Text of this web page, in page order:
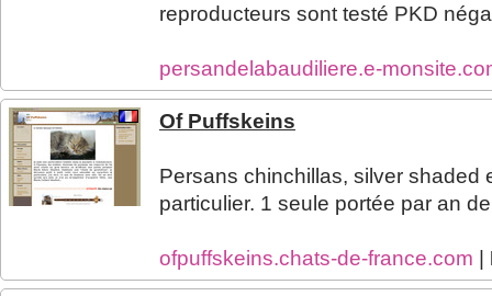
reproducteurs sont testé PKD
persandelabaudiliere.e-
Of Puffskeins
Persans chinchillas, silver shaded
particulier. 1 seule portée par an
ofpuffskeins.chats-de-france.com |